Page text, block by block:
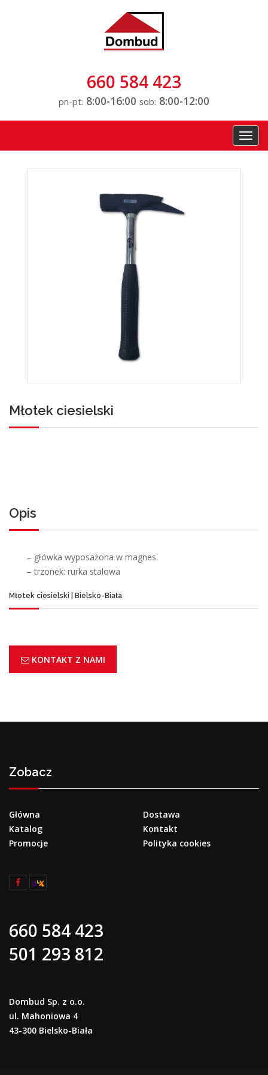
660 584 423
pn-pt: 8:00-16:00 sob: 8:00-12:00
Młotek ciesielski
Opis
– główka wyposażona w magnes
– trzonek: rurka stalowa
Młotek ciesielski | Bielsko-Biała
KONTAKT Z NAMI
Zobacz
Główna
Katalog
Promocje
Dostawa
Kontakt
Polityka cookies
660 584 423
501 293 812
Dombud Sp. z o.o.
ul. Mahoniowa 4
43-300 Bielsko-Biała